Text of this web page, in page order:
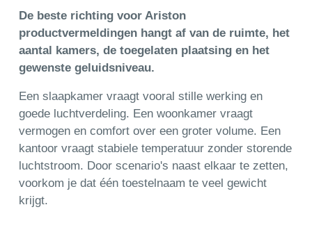
De beste richting voor Ariston
productvermeldingen hangt af van de ruimte, het
aantal kamers, de toegelaten plaatsing en het
gewenste geluidsniveau.
Een slaapkamer vraagt vooral stille werking en
goede luchtverdeling. Een woonkamer vraagt
vermogen en comfort over een groter volume. Een
kantoor vraagt stabiele temperatuur zonder storende
luchtstroom. Door scenario's naast elkaar te zetten,
voorkom je dat één toestelnaam te veel gewicht
krijgt.